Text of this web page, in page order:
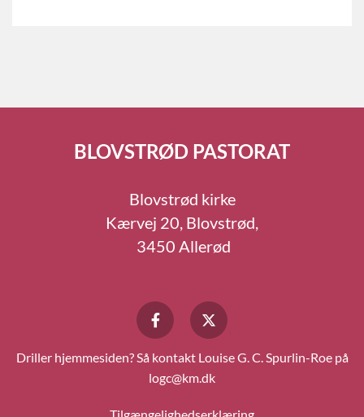
BLOVSTRØD PASTORAT
Blovstrød kirke
Kærvej 20, Blovstrød,
3450 Allerød
Driller hjemmesiden? Så kontakt Louise G. C. Spurlin-Roe på
logc@km.dk